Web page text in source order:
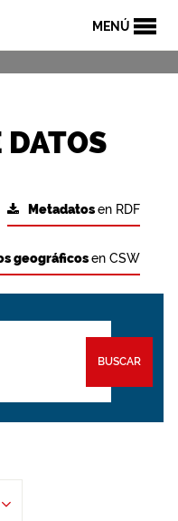
MENÚ
DATOS
Metadatosen RDF
geográficosen CSW
BUSCAR